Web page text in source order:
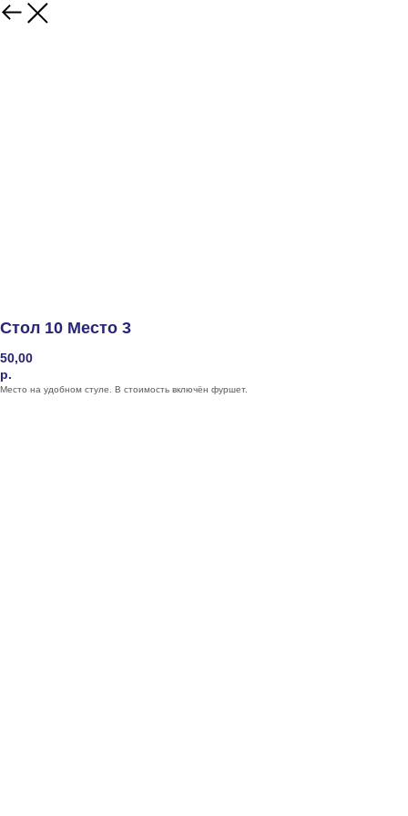
Стол 10 Место 3
50,00
р.
Место на удобном стуле. В стоимость включён фуршет.